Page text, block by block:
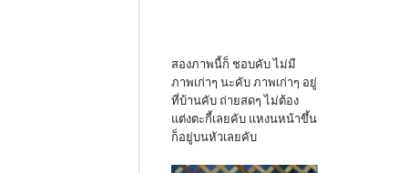
สองภาพนี้ก็ ชอบคับ ไม่มี
ภาพเก่าๆ นะคับ ภาพเก่าๆ อยู่
ที่บ้านคับ ถ่ายสดๆ ไม่ต้อง
แต่งตะกี้เลยคับ แหงนหน้าขึ้น
ก็อยู่บนหัวเลยคับ